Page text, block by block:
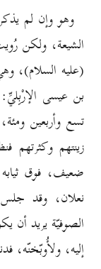
وهو وإن لم
الشيعة، ولكن
(عليه السلام)،
بن عيسى
تسع وأربعين
زينتهم
ضعيف، فوق
نعلان، وقد
الصوفيّة يريد أن
إليه، ولأُوبّخنّه،